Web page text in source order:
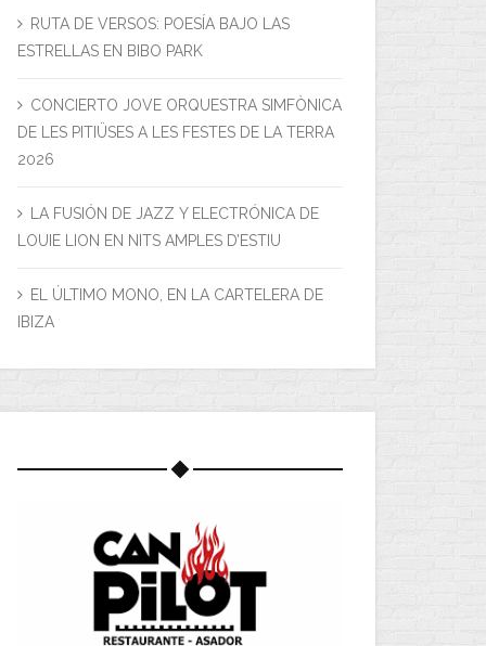
RUTA DE VERSOS: POESÍA BAJO LAS
ESTRELLAS EN BIBO PARK
CONCIERTO JOVE ORQUESTRA SIMFÒNICA
DE LES PITIÜSES A LES FESTES DE LA TERRA
2026
LA FUSIÓN DE JAZZ Y ELECTRÓNICA DE
LOUIE LION EN NITS AMPLES D’ESTIU
EL ÚLTIMO MONO, EN LA CARTELERA DE
IBIZA